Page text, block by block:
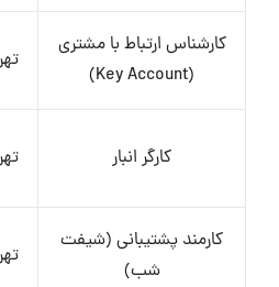
کارشناس ارتباط با مشتری
(Key Account)
کارگر انبار
کارمند پشتیبانی (شیفت
شب)